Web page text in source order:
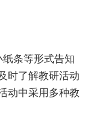
条等形式告知
时了解教研活动
动中采用多种教